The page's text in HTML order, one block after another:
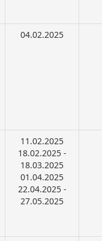
04.02.2025
11.02.2025
18.02.2025 -
18.03.2025
01.04.2025
22.04.2025 -
27.05.2025